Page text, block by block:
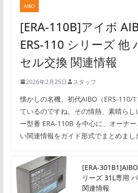
AIBO
[ERA-110B]アイボ
ERS-110 シリーズ 他
セル交換 関連情報
2026年2月25日 スタッフ
懐かしの名機、初代AIBO（ERS-110/
ているのですね。その情熱、素晴らし
ー型番 ERA-110B を中心に、オーナ
い関連情報をガイド形式でまとめまし
[ERA-
リーズ 31L専用
関連情報